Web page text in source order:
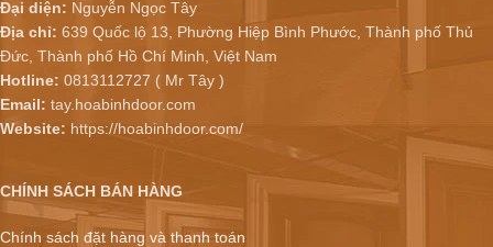
Đại diện: Nguyễn Ngọc Tây
Địa chỉ: 639 Quốc lộ 13, Phường Hiệp Bình Phước, Thành phố Thủ
Đức, Thành phố Hồ Chí Minh, Việt Nam
Hotline: 0813112727 ( Mr Tây )
Email: tay.hoabinhdoor.com
Website: https://hoabinhdoor.com/
CHÍNH SÁCH BÁN HÀNG
Chính sách đặt hàng và thanh toán